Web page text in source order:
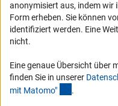
© 2026 DFG
Impressum Datenschutz
Service
anonymisiert aus, indem wir
Form erheben. Sie können
identifiziert werden. Eine
nicht.
Eine genaue Übersicht über
finden Sie in unserer
mit Matomo" .